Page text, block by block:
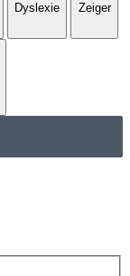
Dyslexie Zeiger